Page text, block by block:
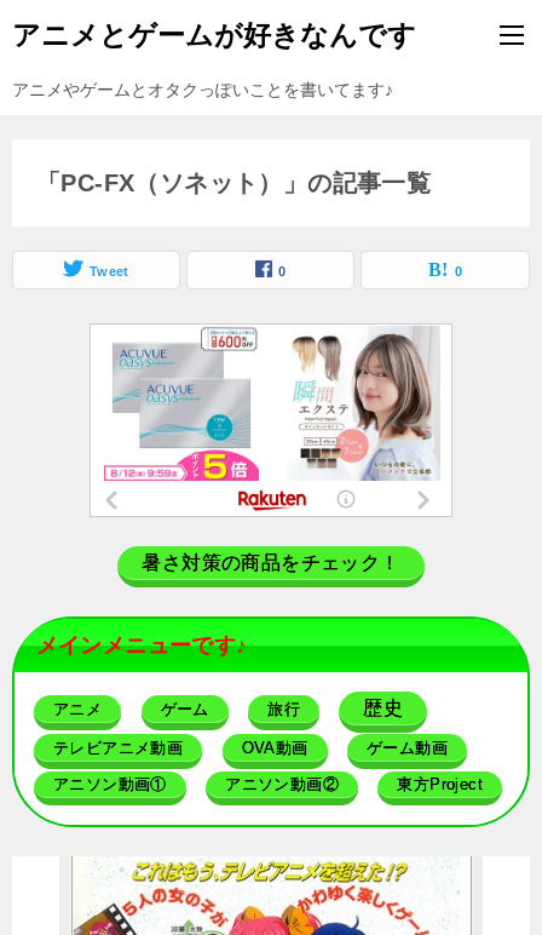
アニメとゲームが好きなんです
アニメやゲームとオタクっぽいことを書いてます♪
「PC-FX（ソネット）」の記事一覧
Tweet 0 0
暑さ対策の商品をチェック！
メインメニューです♪
アニメ ゲーム 旅行 歴史
テレビアニメ動画 OVA動画 ゲーム動画
アニソン動画① アニソン動画② 東方Project